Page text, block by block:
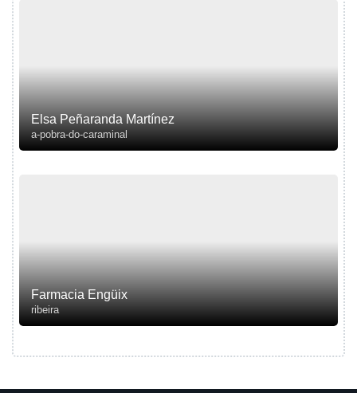
Elsa Peñaranda Martínez
a-pobra-do-caraminal
Farmacia Engüix
ribeira